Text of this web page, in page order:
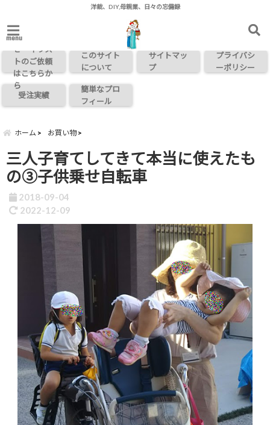
洋裁、DIY,母親業、日々の忘備録
menuお問い合わ
せ・イラス
トのご依頼
はこちらか
ら
このサイト
について
サイトマッ
プ
プライバシ
ーポリシー
受注実績
簡単なプロ
フィール
ホーム お買い物
三人子育てしてきて本当に使えたも
の③子供乗せ自転車
2018-09-04
2022-12-09